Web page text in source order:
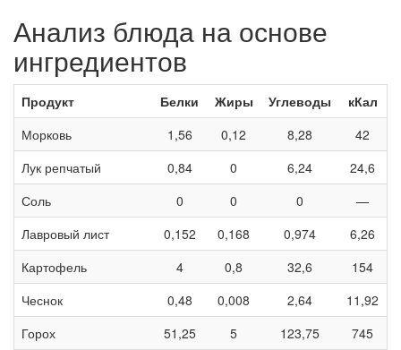
Анализ блюда на основе
ингредиентов
Продукт Белки Жиры Углеводы
кКал
Морковь
1,56 0,12 8,28
42
Лук репчатый
0,84 0 6,24
24,6
Соль
0 0 0
—
Лавровый лист
0,152 0,168 0,974
6,26
Картофель
4 0,8 32,6
154
Чеснок
0,48 0,008 2,64
11,92
Горох
51,25 5 123,75
745